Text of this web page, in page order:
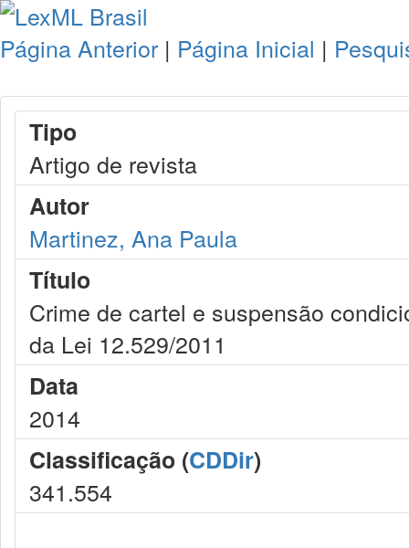
Página Anterior | Página Inicial |
Tipo
Artigo de revista
Autor
Martinez, Ana Paula
Título
Crime de cartel e suspensão
da Lei 12.529/2011
Data
2014
Classificação (CDDir)
341.554